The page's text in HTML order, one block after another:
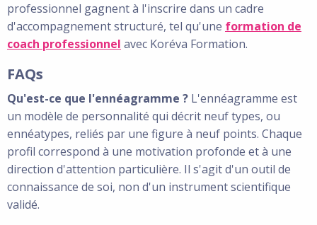
professionnel gagnent à l'inscrire dans un cadre
d'accompagnement structuré, tel qu'une formation de
coach professionnel avec Koréva Formation.
FAQs
Qu'est-ce que l'ennéagramme ? L'ennéagramme est
un modèle de personnalité qui décrit neuf types, ou
ennéatypes, reliés par une figure à neuf points. Chaque
profil correspond à une motivation profonde et à une
direction d'attention particulière. Il s'agit d'un outil de
connaissance de soi, non d'un instrument scientifique
validé.